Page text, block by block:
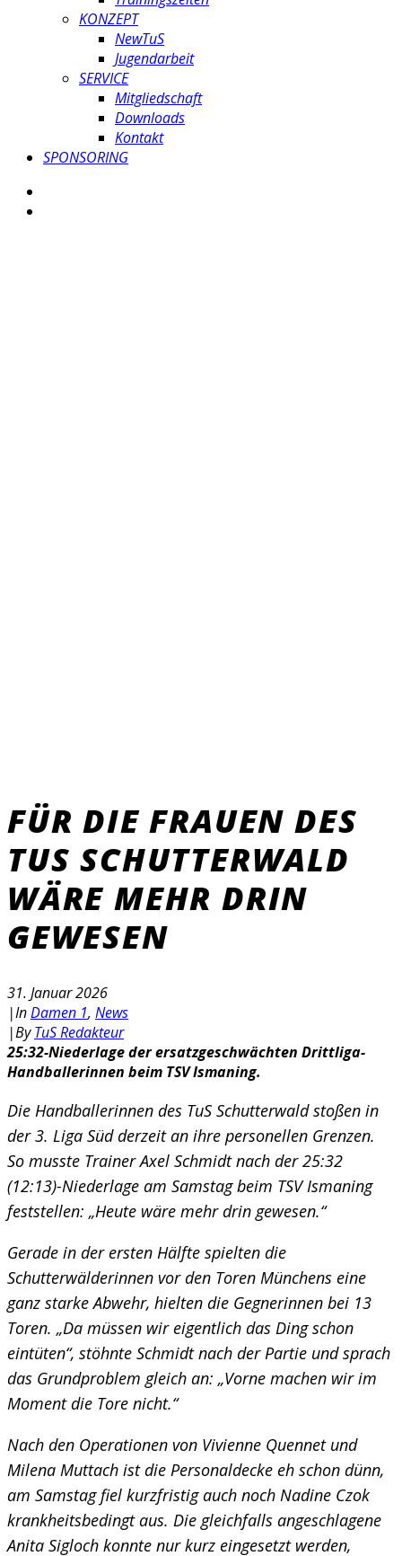
KONZEPT
NewTuS
Jugendarbeit
SERVICE
Mitgliedschaft
Downloads
Kontakt
SPONSORING
FÜR DIE FRAUEN DES
TUS SCHUTTERWALD
WÄRE MEHR DRIN
GEWESEN
31. Januar 2026
|InDamen 1, News
|ByTuS Redakteur
25:32-Niederlage der ersatzgeschwächten Drittliga-
Handballerinnen beim TSV Ismaning.
Die Handballerinnen des TuS Schutterwald stoßen in
der 3. Liga Süd derzeit an ihre personellen Grenzen.
So musste Trainer Axel Schmidt nach der 25:32
(12:13)-Niederlage am Samstag beim TSV Ismaning
feststellen: „Heute wäre mehr drin gewesen.“
Gerade in der ersten Hälfte spielten die
Schutterwälderinnen vor den Toren Münchens eine
ganz starke Abwehr, hielten die Gegnerinnen bei 13
Toren. „Da müssen wir eigentlich das Ding schon
eintüten“, stöhnte Schmidt nach der Partie und sprach
das Grundproblem gleich an: „Vorne machen wir im
Moment die Tore nicht.“
Nach den Operationen von Vivienne Quennet und
Milena Muttach ist die Personaldecke eh schon dünn,
am Samstag fiel kurzfristig auch noch Nadine Czok
krankheitsbedingt aus. Die gleichfalls angeschlagene
Anita Sigloch konnte nur kurz eingesetzt werden,